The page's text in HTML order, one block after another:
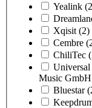
Yealink
Xqisit (2)
Cembre
ChiliTec
Music GmbH
Bluestar